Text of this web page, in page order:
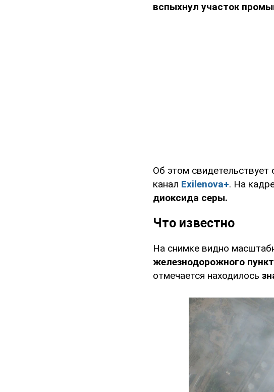
вспыхнул участок
Об этом свидетельствует
канал Exilenova+. На
диоксида серы.
Что известно
На снимке видно
железнодорожного
отмечается находилось